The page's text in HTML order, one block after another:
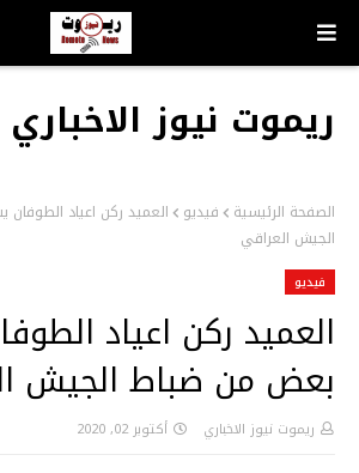
ريموت نيوز الاخباري
الصفحة الرئيسية فيديو
العميد ركن اعياد
الجيش العراقي
فيديو
العميد ركن اعياد
بعض من ضباط الجيش
ريموت نيوز الاخباري أكتوبر 02, 2020